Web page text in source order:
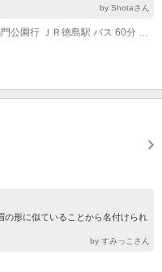
by Shotaさん
の形に似ていることから名付けられ
by すみっこさん